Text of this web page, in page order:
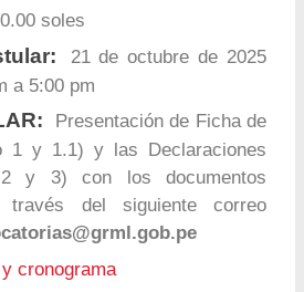
soles
21 de octubre de 2025
a 5:00 pm
Presentación de Ficha de
1 y 1.1) y las Declaraciones
2 y 3) con los documentos
través del siguiente correo
cronograma